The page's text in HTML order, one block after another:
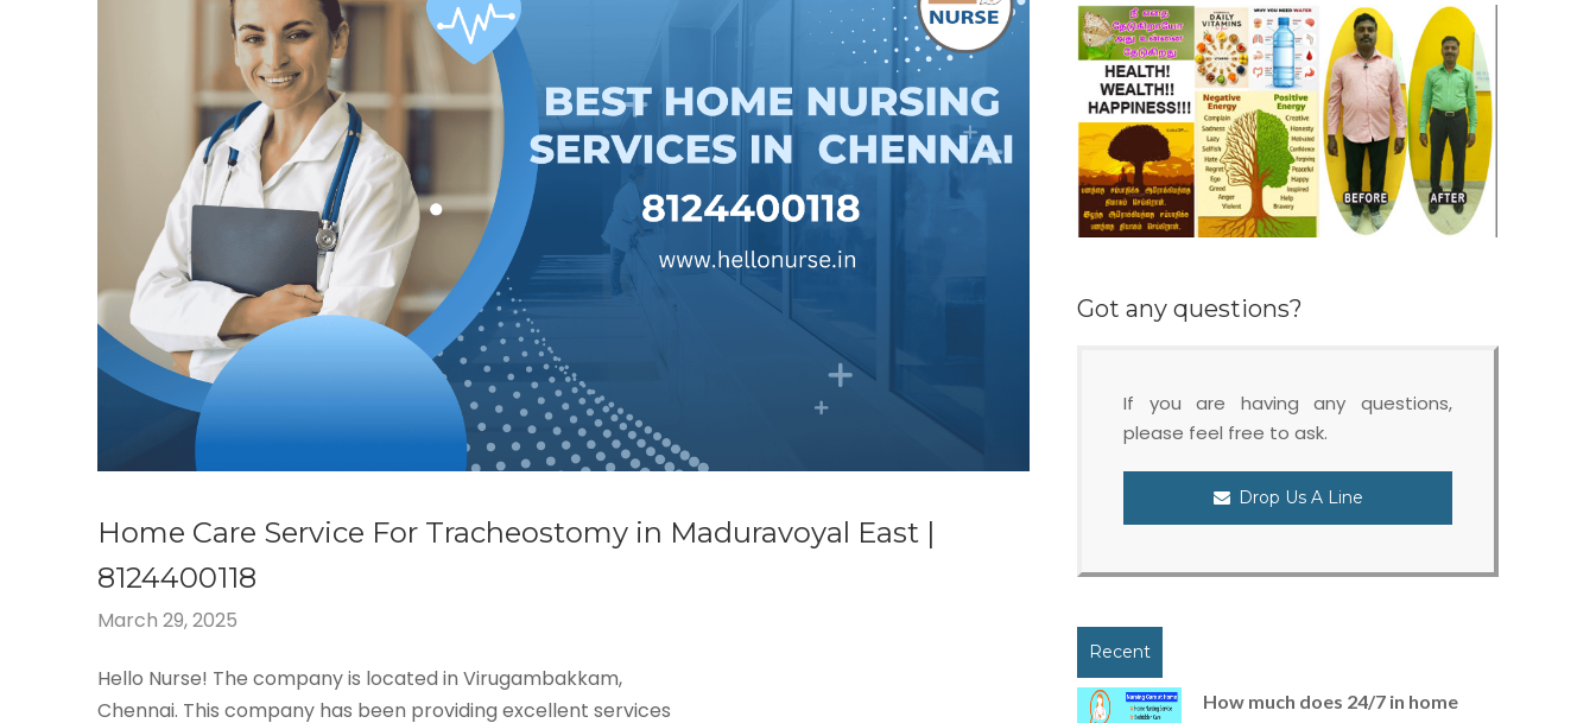
Home Care Service For Tracheostomy in Maduravoyal East |
8124400118
March 29, 2025
Hello Nurse! The company is located in Virugambakkam,
Chennai. This company has been providing excellent services
Got any questions?
If you are having any questions,
please feel free to ask.
Drop Us A Line
Recent
How much does 24/7 in home